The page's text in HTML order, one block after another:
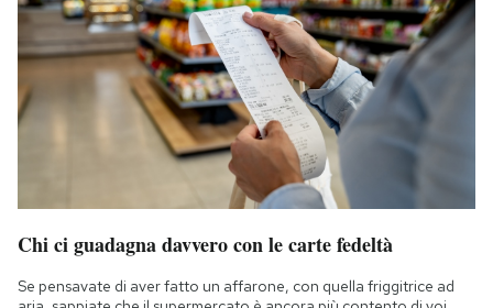
Chi ci guadagna davvero con le carte fedeltà
Se pensavate di aver fatto un affarone, con quella friggitrice ad